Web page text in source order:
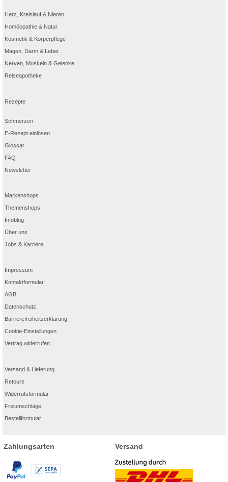
Herz, Kreislauf & Nieren
Homöopathie & Natur
Kosmetik & Körperpflege
Magen, Darm & Leber
Nerven, Muskeln & Gelenke
Reiseapotheke
Rezepte
Schmerzen
E-Rezept einlösen
Glossar
FAQ
Newsletter
Markenshops
Themenshops
Infoblog
Über uns
Jobs & Karriere
Impressum
Kontaktformular
AGB
Datenschutz
Barrierefreiheitserklärung
Cookie-Einstellungen
Vertrag widerrufen
Versand & Lieferung
Retoure
Widerrufsformular
Freiumschläge
Bestellformular
Zahlungsarten Versand